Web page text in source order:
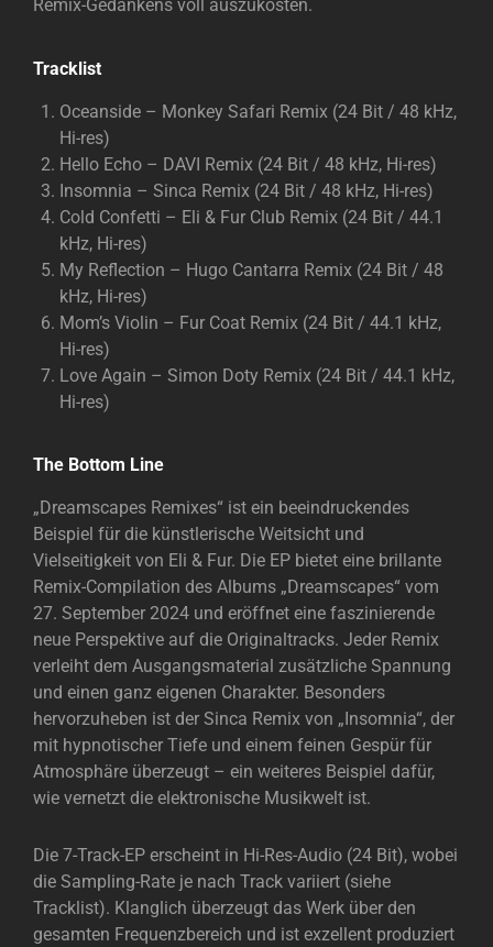
Remix-Gedankens voll auszukosten.
Tracklist
Oceanside – Monkey Safari Remix (24 Bit / 48 kHz,
Hi-res)
Hello Echo – DAVI Remix (24 Bit / 48 kHz, Hi-res)
Insomnia – Sinca Remix (24 Bit / 48 kHz, Hi-res)
Cold Confetti – Eli & Fur Club Remix (24 Bit / 44.1
kHz, Hi-res)
My Reflection – Hugo Cantarra Remix (24 Bit / 48
kHz, Hi-res)
Mom’s Violin – Fur Coat Remix (24 Bit / 44.1 kHz,
Hi-res)
Love Again – Simon Doty Remix (24 Bit / 44.1 kHz,
Hi-res)
The Bottom Line
„Dreamscapes Remixes“ ist ein beeindruckendes
Beispiel für die künstlerische Weitsicht und
Vielseitigkeit von Eli & Fur. Die EP bietet eine brillante
Remix-Compilation des Albums „Dreamscapes“ vom
27. September 2024 und eröffnet eine faszinierende
neue Perspektive auf die Originaltracks. Jeder Remix
verleiht dem Ausgangsmaterial zusätzliche Spannung
und einen ganz eigenen Charakter. Besonders
hervorzuheben ist der Sinca Remix von „Insomnia“, der
mit hypnotischer Tiefe und einem feinen Gespür für
Atmosphäre überzeugt – ein weiteres Beispiel dafür,
wie vernetzt die elektronische Musikwelt ist.
Die 7-Track-EP erscheint in Hi-Res-Audio (24 Bit), wobei
die Sampling-Rate je nach Track variiert (siehe
Tracklist). Klanglich überzeugt das Werk über den
gesamten Frequenzbereich und ist exzellent produziert